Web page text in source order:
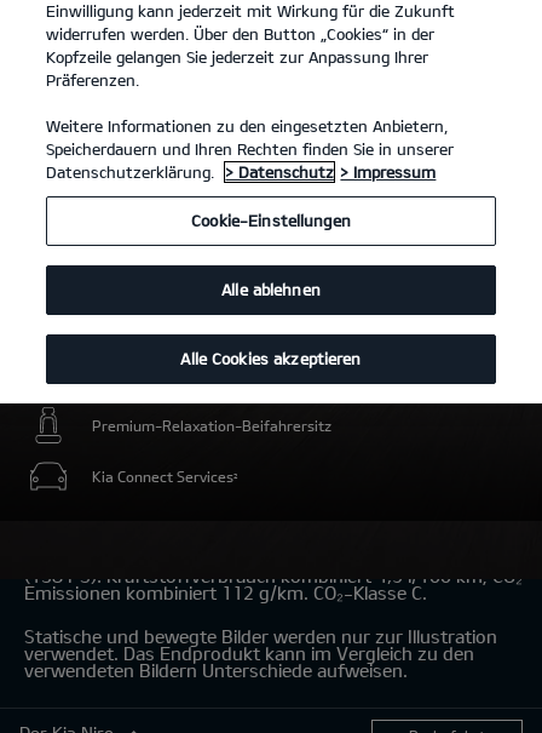
Intelligente elektrische Energiereserve für Umweltzonen
Premium-Relaxation-Beifahrersitz
Kia Connect Services2
(138 PS): Kraftstoffverbrauch kombiniert 4,9 l/100 km; CO₂-
Emissionen kombiniert 112 g/km. CO₂-Klasse C.
Statische und bewegte Bilder werden nur zur Illustration
verwendet. Das Endprodukt kann im Vergleich zu den
verwendeten Bildern Unterschiede aufweisen.
Einwilligung kann jederzeit mit Wirkung für die Zukunft
widerrufen werden. Über den Button „Cookies“ in der
Kopfzeile gelangen Sie jederzeit zur Anpassung Ihrer
Präferenzen.
Weitere Informationen zu den eingesetzten Anbietern,
Speicherdauern und Ihren Rechten finden Sie in unserer
Datenschutzerklärung.
> Datenschutz > Impressum
Cookie-Einstellungen
Alle ablehnen
Alle Cookies akzeptieren